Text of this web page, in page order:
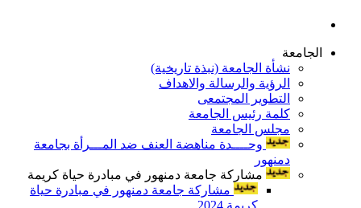
الجامعة
نشأة الجامعة (نبذة تاريخية)
الرؤية والرسالة والاهداف
التطوير المجتمعى
كلمة رئيس الجامعة
مجلس الجامعة
وحــــدة مناهضة العنف ضد المـــرأة بجامعة
دمنهور
مشاركة جامعة دمنهور في مبادرة حياة كريمة
مشاركة جامعة دمنهور في مبادرة حياة
كريمة 2024